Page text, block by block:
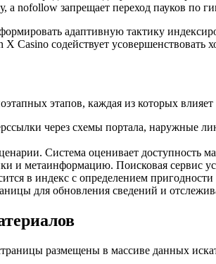
а nofollow запрещает переход пауков по
адаптивную тактику
Casino содействует
этапов, каждая из которых
через схемы портала, наружные
Система оценивает доступность
и метаинформацию. Поисковая сервис
в индекс с определением
для обновления сведений и
размещены в массиве данных